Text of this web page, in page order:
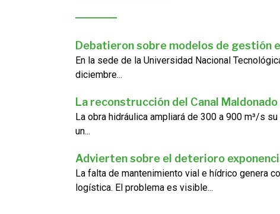
Debatieron sobre modelos de gestión
En la sede de la Universidad Nacional
diciembre...
La reconstrucción del Canal
La obra hidráulica ampliará de 300 a 900 m³/s
un...
Advierten sobre el deterioro
La falta de mantenimiento vial e hídrico genera
logística. El problema es visible...